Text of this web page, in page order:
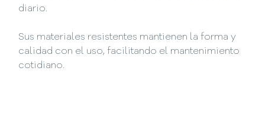
diario.
Sus materiales resistentes mantienen la forma y
calidad con el uso, facilitando el mantenimiento
cotidiano.